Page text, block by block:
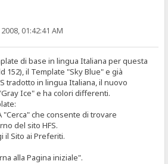
01:42:41 AM
di base in lingua Italiana per questa
152), il Template "Sky Blue" e già
tradotto in lingua Italiana, il nuovo
Ice" e ha colori differenti.
"Cerca" che consente di trovare
del sito HFS.
il Sito ai Preferiti.
alla Pagina iniziale".